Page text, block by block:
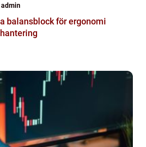
admin
balansblock för ergonomi